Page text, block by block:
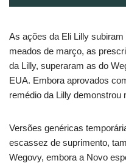
As ações da Eli Lilly subiram
meados de março, as
da Lilly, superaram as do
EUA. Embora aprovados
remédio da Lilly demonstrou
Versões genéricas
escassez de suprimento,
Wegovy, embora a Novo